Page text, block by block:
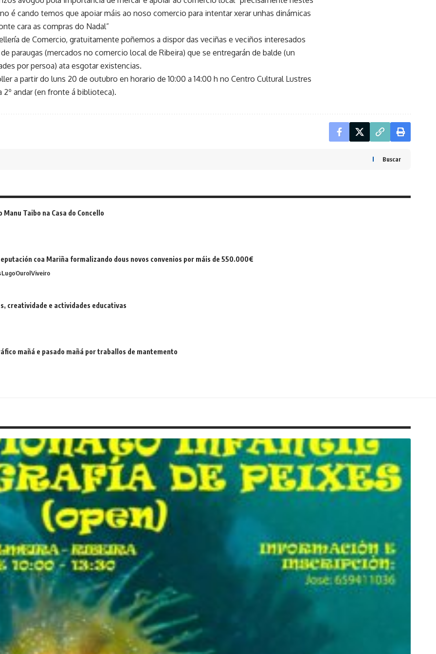
é cando temos que apoiar máis ao noso comercio para intentar xerar unhas dinámicas
cara as compras do Nadal”
de Comercio, gratuitamente poñemos a dispor das veciñas e veciños interesados
paraugas (mercados no comercio local de Ribeira) que se entregarán de balde (un
por persoa) ata esgotar existencias.
a partir do luns 20 de outubro en horario de 10:00 a 14:00 h no Centro Cultural Lustres
2º andar (en fronte á biblioteca).
Buscar
Taibo na Casa do Concello
coa Mariña formalizando dous novos convenios por máis de 550.000€
LugoOurolViveiro
creatividade e actividades educativas
mañá e pasado mañá por traballos de mantemento